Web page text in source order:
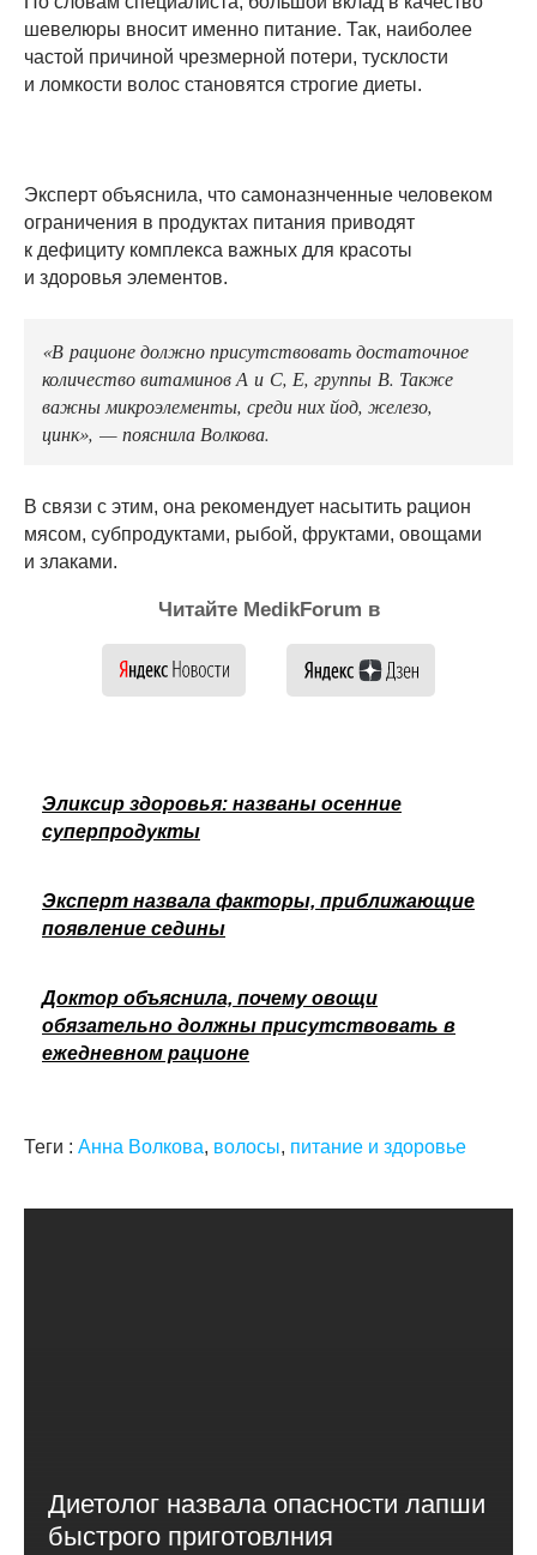
шевелюры вносит именно питание. Так, наиболее
частой причиной чрезмерной потери, тусклости
и ломкости волос становятся строгие диеты.
Эксперт объяснила, что самоназнченные человеком
ограничения в продуктах питания приводят
к дефициту комплекса важных для красоты
и здоровья элементов.
«В рационе должно присутствовать достаточное
количество витаминов А и С, Е, группы В. Также
важны микроэлементы, среди них йод, железо,
цинк», — пояснила Волкова.
В связи с этим, она рекомендует насытить рацион
мясом, субпродуктами, рыбой, фруктами, овощами
и злаками.
Читайте MedikForum в
Эликсир здоровья: названы осенние
суперпродукты
Эксперт назвала факторы, приближающие
появление седины
Доктор объяснила, почему овощи
обязательно должны присутствовать в
ежедневном рационе
Теги : Анна Волкова, волосы, питание и здоровье
Диетолог назвала опасности лапши
быстрого приготовлния